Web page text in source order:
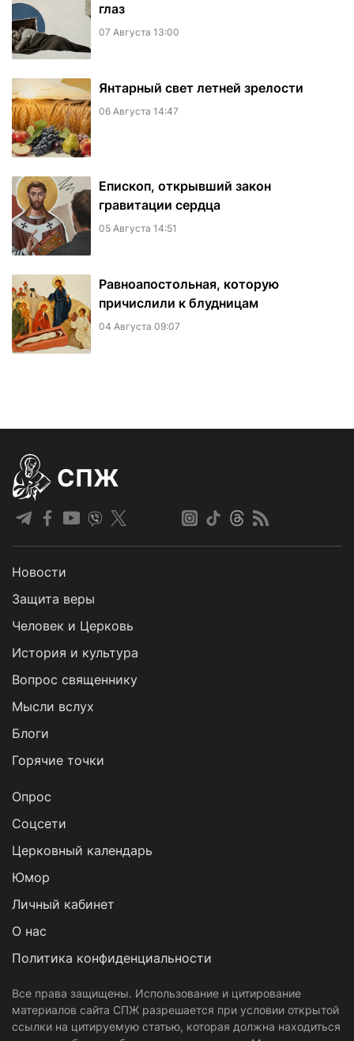
глаз
07 Августа 13:00
Янтарный свет летней зрелости
06 Августа 14:47
Епископ, открывший закон
гравитации сердца
05 Августа 14:51
Равноапостольная, которую
причислили к блудницам
04 Августа 09:07
СПЖ
Новости
Защита веры
Человек и Церковь
История и культура
Вопрос священнику
Мысли вслух
Блоги
Горячие точки
Опрос
Cоцсети
Церковный календарь
Юмор
Личный кабинет
О нас
Политика конфиденциальности
Все права защищены. Использование и цитирование
материалов сайта СПЖ разрешается при условии открытой
ссылки на цитируемую статью, которая должна находиться